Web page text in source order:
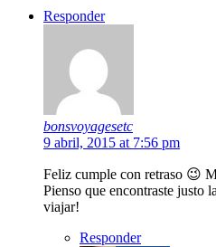
Responder
bonsvoyagesetc
9 abril, 2015 at 7:56 pm
Feliz cumple con retraso 😉
Pienso que encontraste justo
viajar!
Responder